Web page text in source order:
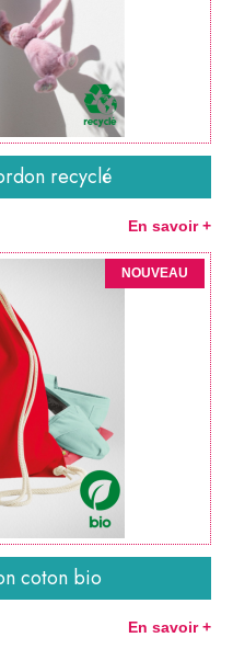
recyclé
En savoir +
NOUVEAU
coton bio
En savoir +